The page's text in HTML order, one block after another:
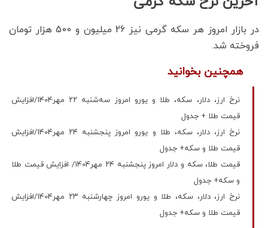
در بازار امروز هر سکه گرمی نیز 26 میلیون و 500 هزار تومان
فروخته شد.
همچنین بخوانید
نرخ ارز، دلار، سکه، طلا و یورو امروز سه‌شنبه ۲۲ مهر1404/افزایش
قیمت طلا + جدول
نرخ ارز، دلار، سکه، طلا و یورو امروز پنجشنبه ۲۴ مهر1404/افزایش
قیمت طلا و سکه+ جدول
قیمت طلا، سکه و دلار امروز پنجشنبه ۲۴ مهر1404/ افزایش قیمت‌ طلا
و سکه+ جدول
نرخ ارز، دلار، سکه، طلا و یورو امروز چهارشنبه ۲۳ مهر1404/افزایش
قیمت طلا و سکه+ جدول